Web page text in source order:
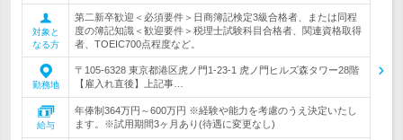
対象と
なる方
第二新卒歓迎＜必須要件＞日商簿記検定3級合格者、または同程
度の簿記知識＜歓迎要件＞税理士試験科目合格者、関連資格取得
者、TOEIC700点程度など。
勤務地
〒105-6328 東京都港区虎ノ門1-23-1 虎ノ門ヒルズ森タワー28階
【雇入れ直後】上記事…
給与
年俸制364万円～600万円 ※経験や能力を考慮のうえ決定いたし
ます。※試用期間3ヶ月あり(待遇に変更なし)